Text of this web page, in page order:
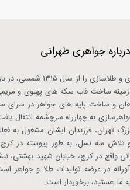
درباره جواهری طهرانی
ابوالقاسم استاد قاسم طهرانی،
زمینه ساخت قاب سکه های پهلوی و
و ساخت پایه های جواهر در سرای
به چهارراه سرچشمه انتقال
تهران، فرزندان ایشان مشغول به
سال ۱۳۵۳ به همت و تلاش سه نسل، به طور
واقع در کرج، خیابان شهید بهشتی،
در عرضه تولیدات طلا و جواهر
ما هستید، برخوردار است.